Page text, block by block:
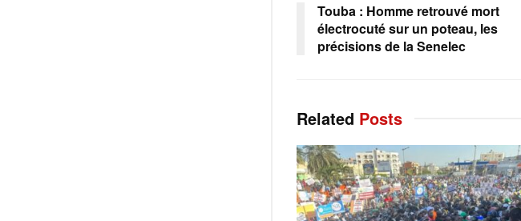
Touba : Homme retrouvé mort
électrocuté sur un poteau, les
précisions de la Senelec
Related Posts